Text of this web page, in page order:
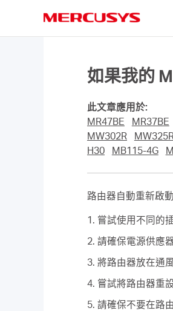
如果我的
此文章應用於:
MR47BE
MR37BE
MW302R
H30
MB115-4G
路由器自動重新啟
1. 嘗試使用不同的
2. 請確保電源供應
3. 將路由器放在通
4. 嘗試將路由器重
5. 請確保不要在路